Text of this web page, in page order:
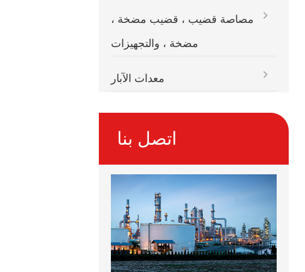
مصاصة قضيب ، قضيب مضخة ،
مضخة ، والتجهيزات
معدات الآبار
اتصل بنا